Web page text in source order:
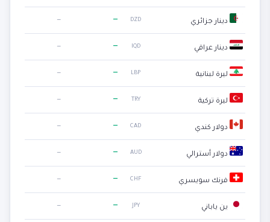
دينار جزائري DZD
—
—
دينار عراقي IQD
—
—
ليرة لبنانية LBP
—
—
ليرة تركية TRY
—
—
دولار كندي CAD
—
—
دولار أسترالي AUD
—
—
فرنك سويسري CHF
—
—
ين ياباني JPY
—
—